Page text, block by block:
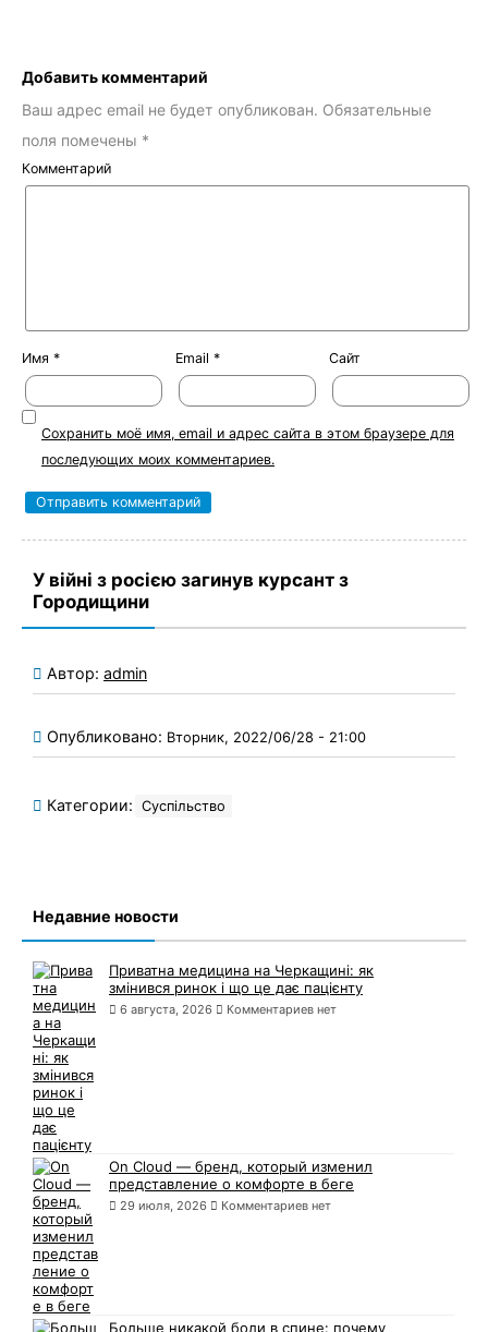
Добавить комментарий
Ваш адрес email не будет опубликован. Обязательные
поля помечены *
Комментарий
Имя * Email * Сайт
Сохранить моё имя, email и адрес сайта в этом браузере для
последующих моих комментариев.
У війні з росією загинув курсант з
Городищини
Автор: admin
Опубликовано: Вторник, 2022/06/28 - 21:00
Категории: Суспільство
Недавние новости
Приватна медицина на Черкащині: як
змінився ринок і що це дає пацієнту
6 августа, 2026 Комментариев нет
On Cloud — бренд, который изменил
представление о комфорте в беге
29 июля, 2026 Комментариев нет
Больше никакой боли в спине: почему